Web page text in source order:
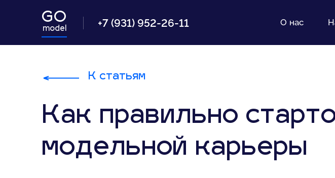
GO
model +7 (931) 952-26-11 О нас
К статьям
Как правильно
модельной карьеры